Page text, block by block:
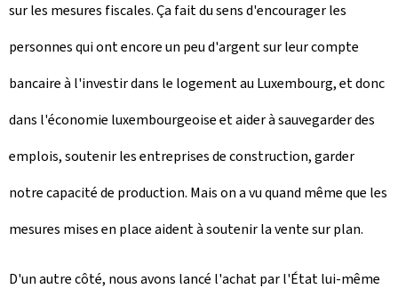
sur les mesures fiscales. Ça fait du sens d'encourager les
personnes qui ont encore un peu d'argent sur leur compte
bancaire à l'investir dans le logement au Luxembourg, et donc
dans l'économie luxembourgeoise et aider à sauvegarder des
emplois, soutenir les entreprises de construction, garder
notre capacité de production. Mais on a vu quand même que les
mesures mises en place aident à soutenir la vente sur plan.
D'un autre côté, nous avons lancé l'achat par l'État lui-même